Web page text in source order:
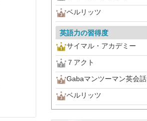
ベルリッツ
英語力の習得度
サイマル・アカデミー
７アクト
Gabaマンツーマン英会話
ベルリッツ